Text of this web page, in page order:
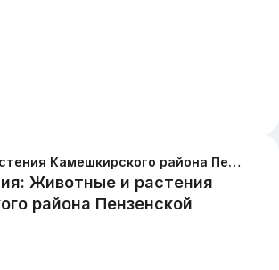
Животные и растения Камешкирского района Пензенской области